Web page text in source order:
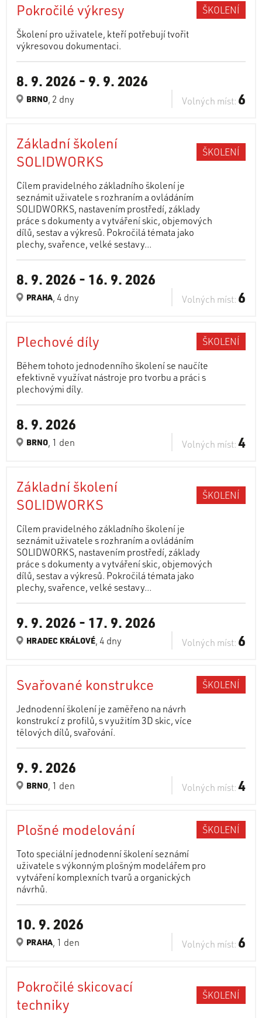
Pokročilé výkresy
ŠKOLENÍ
Školení pro uživatele, kteří potřebují tvořit
výkresovou dokumentaci.
8. 9. 2026 - 9. 9. 2026
BRNO, 2 dny Volných míst: 6
Základní školení
SOLIDWORKS
ŠKOLENÍ
Cílem pravidelného základního školení je
seznámit uživatele s rozhraním a ovládáním
SOLIDWORKS, nastavením prostředí, základy
práce s dokumenty a vytváření skic, objemových
dílů, sestav a výkresů. Pokročilá témata jako
plechy, svařence, velké sestavy...
8. 9. 2026 - 16. 9. 2026
PRAHA, 4 dny Volných míst: 6
Plechové díly
ŠKOLENÍ
Během tohoto jednodenního školení se naučíte
efektivně využívat nástroje pro tvorbu a práci s
plechovými díly.
8. 9. 2026
BRNO, 1 den Volných míst:4
Základní školení
SOLIDWORKS
ŠKOLENÍ
Cílem pravidelného základního školení je
seznámit uživatele s rozhraním a ovládáním
SOLIDWORKS, nastavením prostředí, základy
práce s dokumenty a vytváření skic, objemových
dílů, sestav a výkresů. Pokročilá témata jako
plechy, svařence, velké sestavy...
9. 9. 2026 - 17. 9. 2026
HRADEC KRÁLOVÉ, 4 dny Volných míst: 6
Svařované konstrukce
ŠKOLENÍ
Jednodenní školení je zaměřeno na návrh
konstrukcí z profilů, s využitím 3D skic, více
tělových dílů, svařování.
9. 9. 2026
BRNO, 1 den Volných míst:4
Plošné modelování
ŠKOLENÍ
Toto speciální jednodenní školení seznámí
uživatele s výkonným plošným modelářem pro
vytváření komplexních tvarů a organických
návrhů.
10. 9. 2026
PRAHA, 1 den Volných míst: 6
Pokročilé skicovací
techniky
ŠKOLENÍ